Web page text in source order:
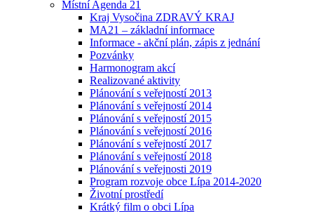
Místní Agenda 21
Kraj Vysočina ZDRAVÝ KRAJ
MA21 – základní informace
Informace - akční plán, zápis z jednání
Pozvánky
Harmonogram akcí
Realizované aktivity
Plánování s veřejností 2013
Plánování s veřejností 2014
Plánování s veřejností 2015
Plánování s veřejností 2016
Plánování s veřejností 2017
Plánování s veřejností 2018
Plánování s veřejnosti 2019
Program rozvoje obce Lípa 2014-2020
Životní prostředí
Krátký film o obci Lípa